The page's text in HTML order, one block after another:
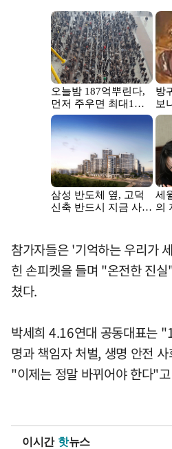
참가자들은 '기억하는 우리가
힌 손피켓을 들며 "온전한 진
쳤다.
박세희 4.16연대 공동대표는
명과 책임자 처벌, 생명 안전
"이제는 정말 바뀌어야 한다"
이시간 핫뉴스